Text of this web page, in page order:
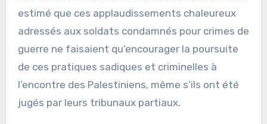
estimé que ces applaudissements chaleureux
adressés aux soldats condamnés pour crimes de
guerre ne faisaient qu’encourager la poursuite
de ces pratiques sadiques et criminelles à
l’encontre des Palestiniens, même s’ils ont été
jugés par leurs tribunaux partiaux.